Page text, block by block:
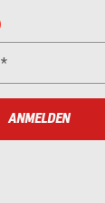
ANMELDEN